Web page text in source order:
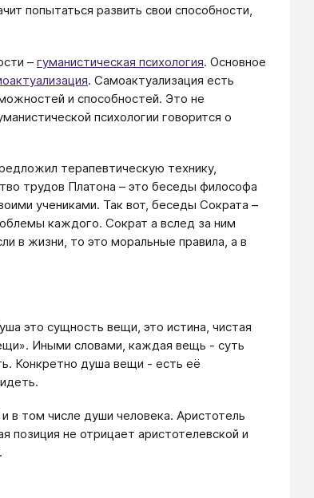
попытаться развить свои способности,
– гуманистическая психология. Основное
. Самоактуализация есть
и способностей. Это не
психологии говорится о
терапевтическую технику,
трудов Платона – это беседы философа
учениками. Так вот, беседы Сократа –
каждого. Сократ а вслед за ним
в жизни, то это моральные правила, а в
это сущность вещи, это истина, чистая
Иными словами, каждая вещь - суть
Конкретно душа вещи - есть её
том числе души человека. Аристотель
позиция не отрицает аристотелевской и